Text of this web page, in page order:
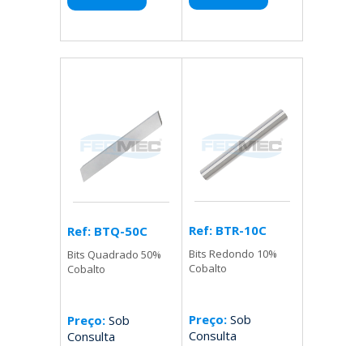
Ref: BTQ-50C
Bits Quadrado 50%
Cobalto
Preço: Sob
Consulta
Ref: BTR-10C
Bits Redondo 10%
Cobalto
Preço:Sob
Consulta